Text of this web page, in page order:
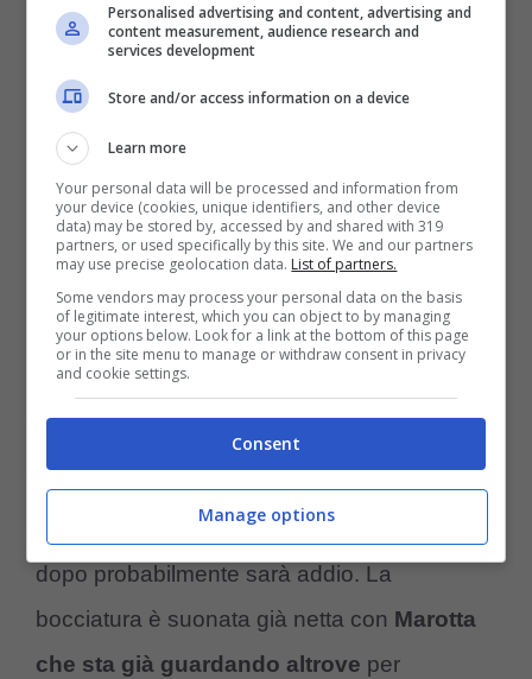
Juan Cuadrado può presto andare via e lasciare l’Inter, non è
riuscito a incidere in nerazzurro – (ANSA) – controcalcio.com
Cuadrado probabilmente resterà in
nerazzurro fino a fine stagione, nella
speranza che torni ad avere almeno una
condizione accettabile per poter dare il
cambio a Dumfries in qualche occasione. Ma
dopo probabilmente sarà addio. La
bocciatura è suonata già netta con Marotta
che sta già guardando altrove per
Personalised advertising and content, advertising and
content measurement, audience research and
services development
Store and/or access information on a device
Learn more
Your personal data will be processed and information from
your device (cookies, unique identifiers, and other device
data) may be stored by, accessed by and shared with 319
partners, or used specifically by this site. We and our partners
may use precise geolocation data. List of partners.
Some vendors may process your personal data on the basis
of legitimate interest, which you can object to by managing
your options below. Look for a link at the bottom of this page
or in the site menu to manage or withdraw consent in privacy
and cookie settings.
Consent
Manage options